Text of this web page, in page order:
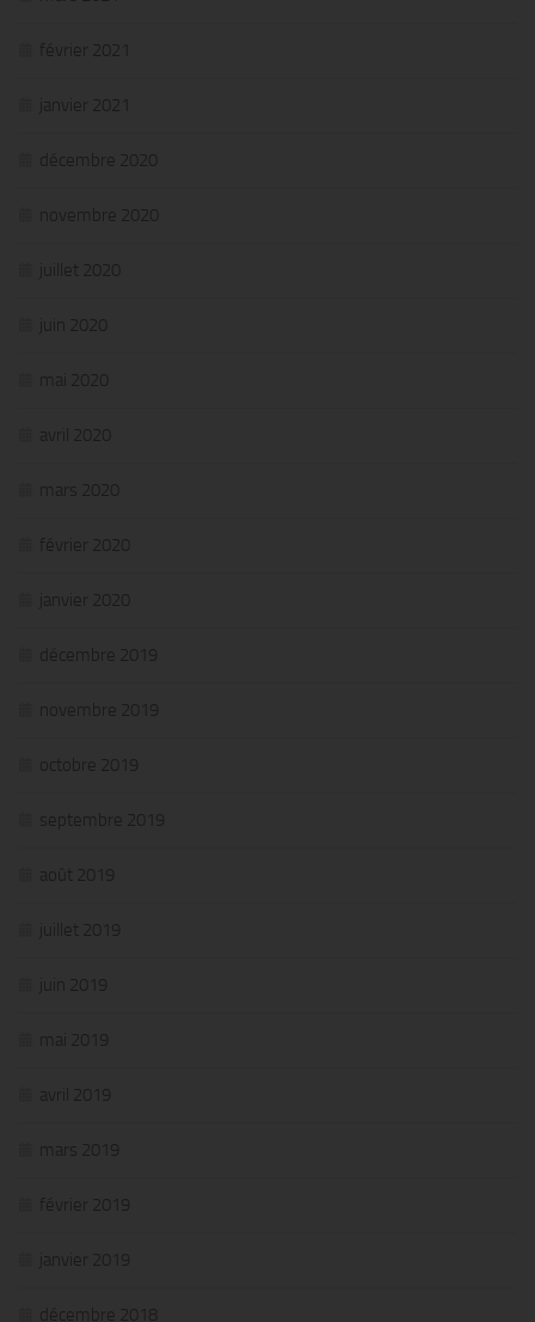
février 2021
janvier 2021
décembre 2020
novembre 2020
juillet 2020
juin 2020
mai 2020
avril 2020
mars 2020
février 2020
janvier 2020
décembre 2019
novembre 2019
octobre 2019
septembre 2019
août 2019
juillet 2019
juin 2019
mai 2019
avril 2019
mars 2019
février 2019
janvier 2019
décembre 2018